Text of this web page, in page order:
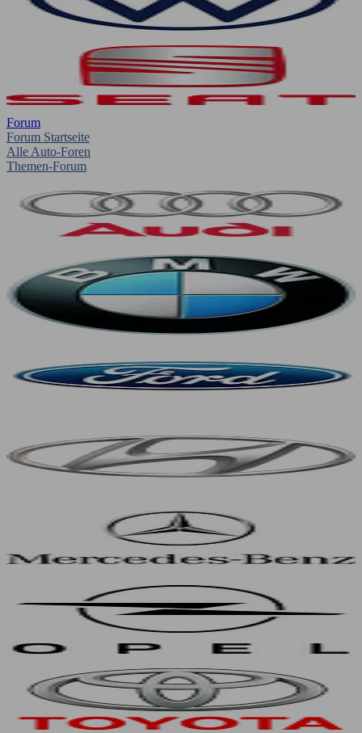
Forum
Forum Startseite
Alle Auto-Foren
Themen-Forum